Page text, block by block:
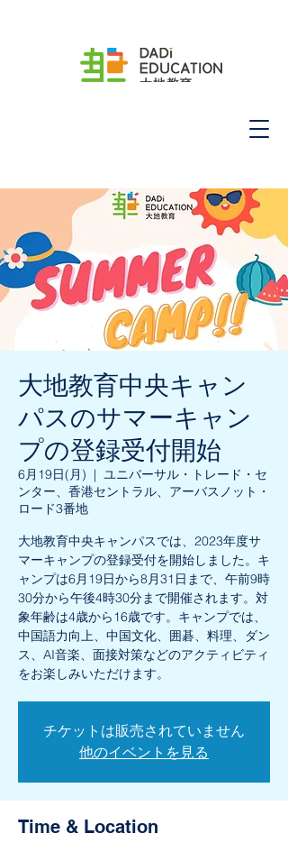
大地教育中央キャン
パスのサマーキャン
プの登録受付開始
6月19日(月)
  |
ユニバーサル・トレード・セ
ンター、香港セントラル、アーバスノット・
ロード3番地
大地教育中央キャンパスでは、2023年度サ
マーキャンプの登録受付を開始しました。キ
ャンプは6月19日から8月31日まで、午前9時
30分から午後4時30分まで開催されます。対
象年齢は4歳から16歳です。キャンプでは、
中国語力向上、中国文化、囲碁、料理、ダン
ス、AI音楽、面接対策などのアクティビティ
をお楽しみいただけます。
チケットは販売されていません
他のイベントを見る
Time & Location